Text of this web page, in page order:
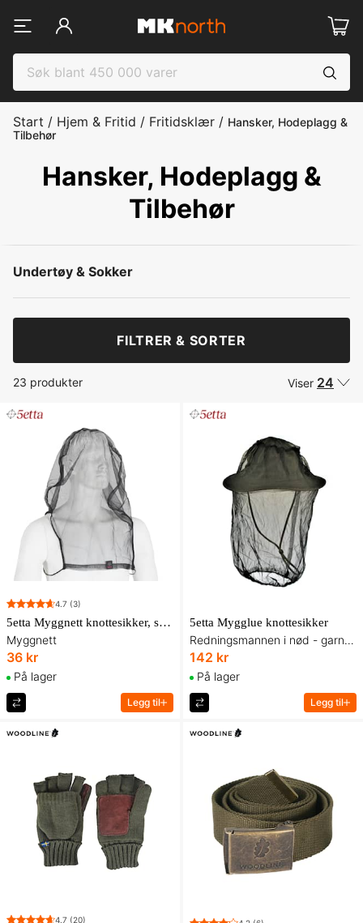
Start / Hjem & Fritid / Fritidsklær / Hansker, Hodeplagg &
Tilbehør
Hansker, Hodeplagg &
Tilbehør
Undertøy & Sokker
FILTRER & SORTER
23 produkter Viser 24
4.7 (3)
5etta Myggnett knottesikker, svart
Myggnett
36 kr
På lager
Legg til
5etta Mygglue knottesikker
Redningsmannen i nød - garn oppbevares i hattekullet
142 kr
På lager
Legg til
4.7 (20)